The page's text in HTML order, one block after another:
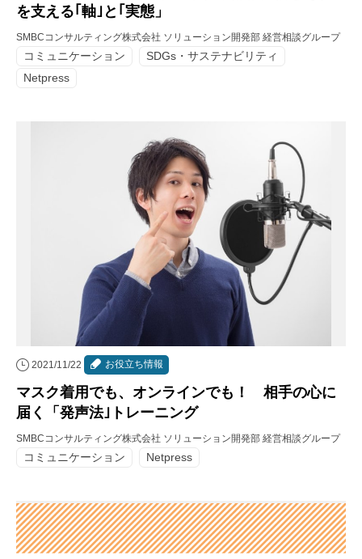
を支える｢軸｣と｢実態」
SMBCコンサルティング株式会社 ソリューション開発部 経営相談グループ
コミュニケーション
SDGs・サステナビリティ
Netpress
2021/11/22 お役立ち情報
マスク着用でも、オンラインでも！ 相手の心に
届く「発声法｣トレーニング
SMBCコンサルティング株式会社 ソリューション開発部 経営相談グループ
コミュニケーション Netpress